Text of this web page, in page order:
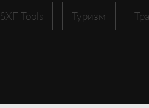
SXF Tools Туризм